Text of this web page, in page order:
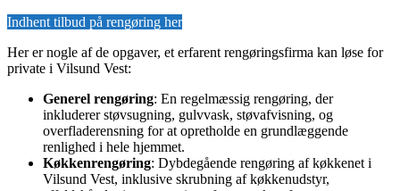
Indhent tilbud på rengøring her
Her er nogle af de opgaver, et erfarent rengøringsfirma kan løse for
private i Vilsund Vest:
Generel rengøring: En regelmæssig rengøring, der
inkluderer støvsugning, gulvvask, støvafvisning, og
overfladerensning for at opretholde en grundlæggende
renlighed i hele hjemmet.
Køkkenrengøring: Dybdegående rengøring af køkkenet i
Vilsund Vest, inklusive skrubning af køkkenudstyr,